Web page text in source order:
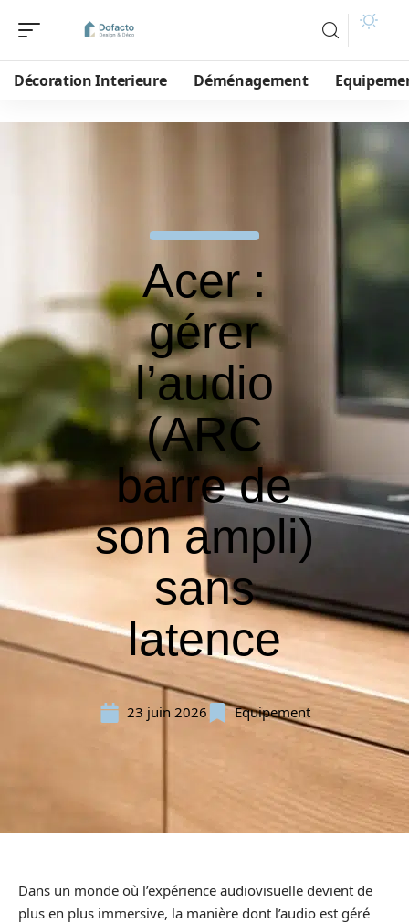
Décoration Interieure Déménagement
Acer :
gérer
l’audio
(ARC
barre de
son ampli)
sans
latence
23 juin 2026 Equipement
Dans un monde où l’expérience audiovisuelle devient de
plus en plus immersive, la manière dont l’audio est géré